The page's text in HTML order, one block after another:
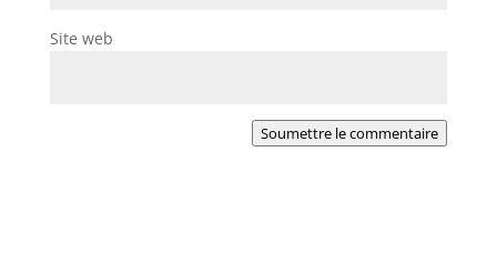
Site web
Soumettre le commentaire